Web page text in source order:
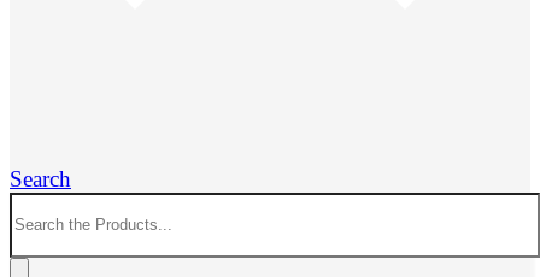
Search